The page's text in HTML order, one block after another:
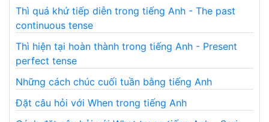
Thì quá khứ tiếp diễn trong tiếng Anh - The past
continuous tense
Thì hiện tại hoàn thành trong tiếng Anh - Present
perfect tense
Những cách chúc cuối tuần bằng tiếng Anh
Đặt câu hỏi với When trong tiếng Anh